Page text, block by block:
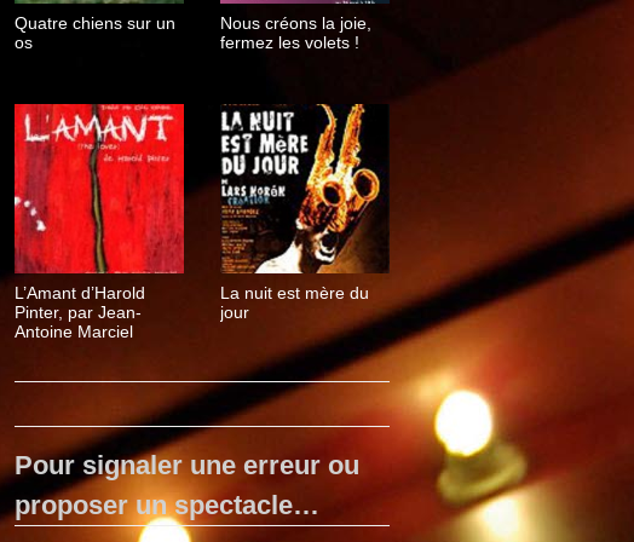
Quatre chiens sur un
os
Nous créons la joie,
fermez les volets !
L’Amant d’Harold
Pinter, par Jean-
Antoine Marciel
La nuit est mère du
jour
Pour signaler une erreur ou
proposer un spectacle…